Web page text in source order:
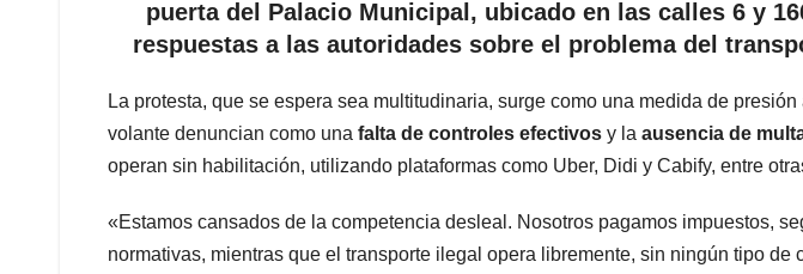
puerta del Palacio Municipal, ubicado en las calles 6 y
respuestas a las autoridades sobre el problema del
La protesta, que se espera sea multitudinaria, surge como una medida de
volante denuncian como una falta de controles efectivos y la ausencia de
operan sin habilitación, utilizando plataformas como Uber, Didi y Cabify, entre
«Estamos cansados de la competencia desleal. Nosotros pagamos impuestos,
normativas, mientras que el transporte ilegal opera libremente, sin ningún tipo de